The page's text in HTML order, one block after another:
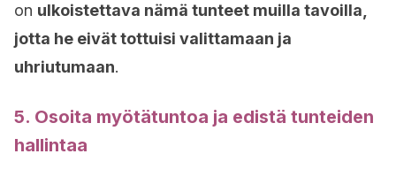
on ulkoistettava nämä tunteet muilla tavoilla,
jotta he eivät tottuisi valittamaan ja
uhriutumaan.
5. Osoita myötätuntoa ja edistä tunteiden
hallintaa